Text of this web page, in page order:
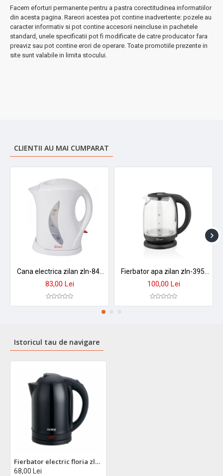
➤ Beneficii garantate:Economisești timp și energie cu
tehnologia avansată de încălzire. Designul compact se
integrează perfect în orice bucătărie modernă.
★ Recomandarea experților- Raport calitate-preț excepțional
pentru un aparat de încredere!
Facem eforturi permanente pentru a pastra corectitudinea informatiilor
din acesta pagina. Rareori acestea pot contine inadvertente: pozele au
caracter informativ si pot contine accesorii neincluse in pachetele
standard, unele specificatii pot fi modificate de catre producator fara
preaviz sau pot contine erori de operare. Toate promotiile prezente in
site sunt valabile in limita stocului.
CLIENTII AU MAI CUMPARAT
83,00 Lei 100,00 Lei
Istoricul tau de navigare
Fierbator electric floria zln2752 - 2l, 1500w, inox negru - protectie supraincalzire
68,00 Lei